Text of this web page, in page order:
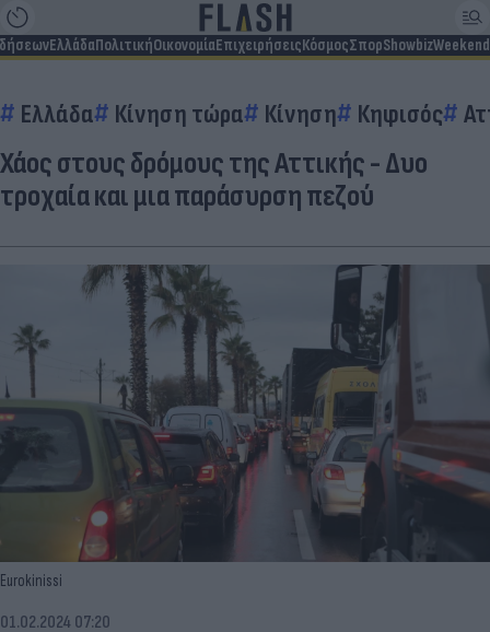
ΕλλάδαΠολιτικήΟικονομίαΕπιχειρήσειςΚόσμοςΣπορShowbizWeekend
Ελλάδα Κίνηση τώρα Κίνηση Κηφισός
Χάος στους δρόμους της Αττικής - Δυο
τροχαία και μια παράσυρση πεζού
Eurokinissi
01.02.2024 07:20